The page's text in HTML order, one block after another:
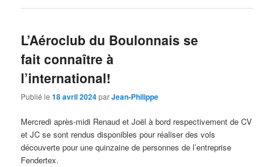
L’Aéroclub du Boulonnais se
fait connaître à
l’international!
Publié le18 avril 2024parJean-Philippe
Mercredi après-midi Renaud et Joël à bord respectivement de CV
et JC se sont rendus disponibles pour réaliser des vols
découverte pour une quinzaine de personnes de l’entreprise
Fendertex.